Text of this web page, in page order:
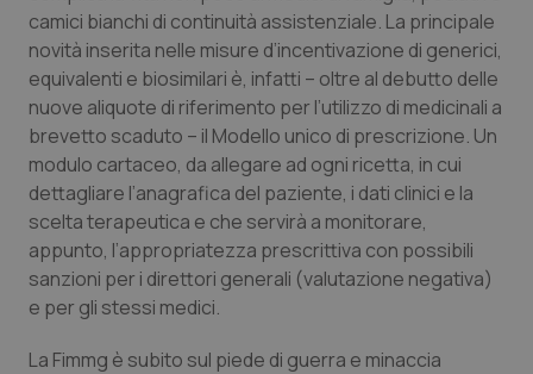
Lazio
Liguria
Lombardia
Marche
Molise
Diabete & glucometri
Disturbi dell’umore
Dolore
Donna & Salute
Epatiti
camici bianchi di continuità assistenziale. La principale
novità inserita nelle misure d’incentivazione di generici,
equivalenti e biosimilari è, infatti – oltre al debutto delle
nuove aliquote di riferimento per l’utilizzo di medicinali a
brevetto scaduto – il Modello unico di prescrizione. Un
modulo cartaceo, da allegare ad ogni ricetta, in cui
dettagliare l’anagrafica del paziente, i dati clinici e la
scelta terapeutica e che servirà a monitorare,
appunto, l’appropriatezza prescrittiva con possibili
sanzioni per i direttori generali (valutazione negativa)
e per gli stessi medici.
La Fimmg è subito sul piede di guerra e minaccia